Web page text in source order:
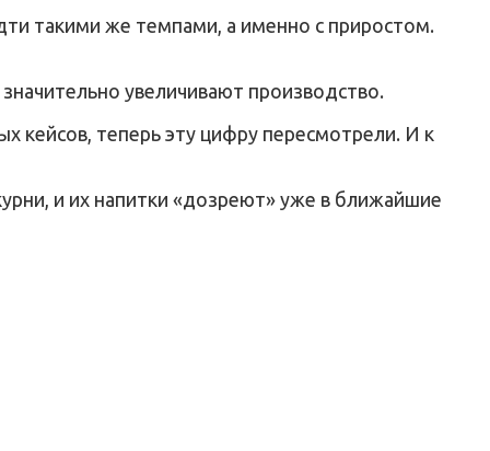
такими же темпами, а именно с приростом.
увеличивают производство.
кейсов, теперь эту цифру пересмотрели. И к
и их напитки «дозреют» уже в ближайшие